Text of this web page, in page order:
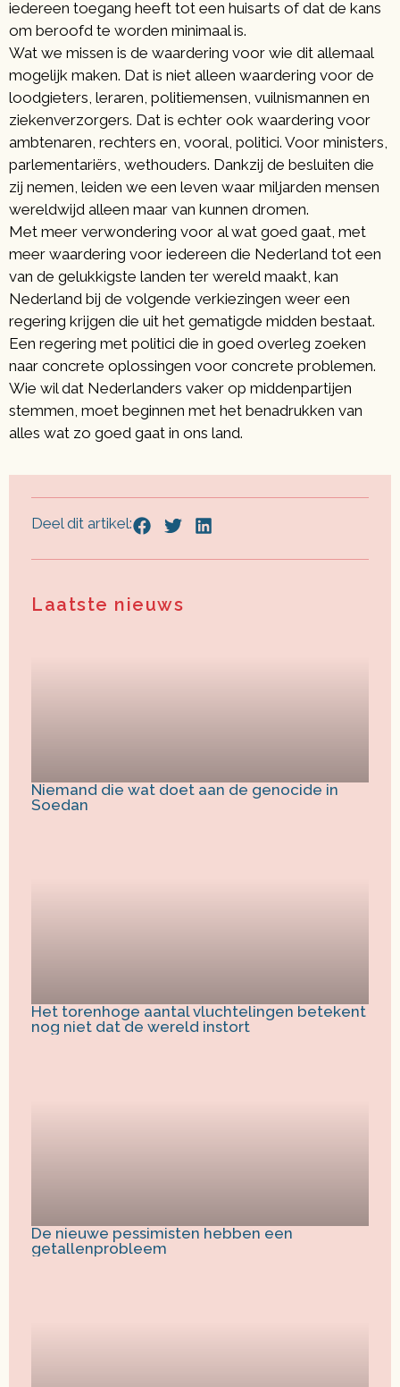
iedereen toegang heeft tot een huisarts of dat de kans
om beroofd te worden minimaal is.
Wat we missen is de waardering voor wie dit allemaal
mogelijk maken. Dat is niet alleen waardering voor de
loodgieters, leraren, politiemensen, vuilnismannen en
ziekenverzorgers. Dat is echter ook waardering voor
ambtenaren, rechters en, vooral, politici. Voor ministers,
parlementariërs, wethouders. Dankzij de besluiten die
zij nemen, leiden we een leven waar miljarden mensen
wereldwijd alleen maar van kunnen dromen.
Met meer verwondering voor al wat goed gaat, met
meer waardering voor iedereen die Nederland tot een
van de gelukkigste landen ter wereld maakt, kan
Nederland bij de volgende verkiezingen weer een
regering krijgen die uit het gematigde midden bestaat.
Een regering met politici die in goed overleg zoeken
naar concrete oplossingen voor concrete problemen.
Wie wil dat Nederlanders vaker op middenpartijen
stemmen, moet beginnen met het benadrukken van
alles wat zo goed gaat in ons land.
Deel dit artikel:
Laatste nieuws
Niemand die wat doet aan de genocide in
Soedan
Het torenhoge aantal vluchtelingen betekent
nog niet dat de wereld instort
De nieuwe pessimisten hebben een
getallenprobleem